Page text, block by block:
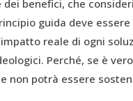
benefici, che
guida deve
reale di ogni
Perché, se è
non potrà essere